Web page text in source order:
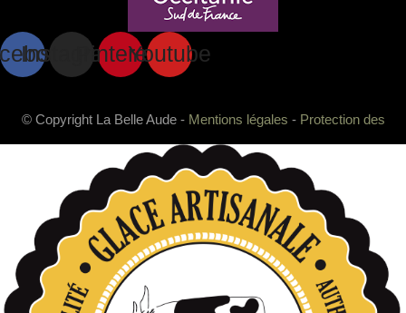
InstagramPinterestYoutube
© Copyright La Belle Aude - Mentions légales - Protection des
données